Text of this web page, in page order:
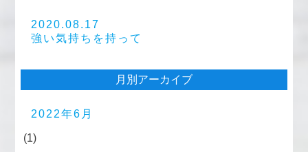
2020.08.17
強い気持ちを持って
月別アーカイブ
2022年6月
(1)